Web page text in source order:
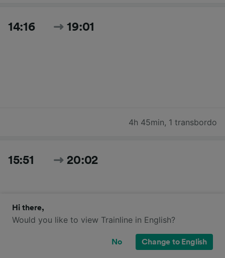
14:16 19:01
4h 45min, 1 transbordo
15:51 20:02
Hi there,
Would you like to view Trainline in English?
No Change to English